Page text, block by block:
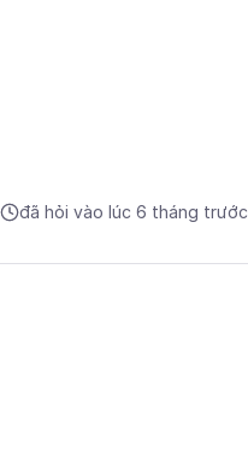
đã hỏi vào lúc 6 tháng trước